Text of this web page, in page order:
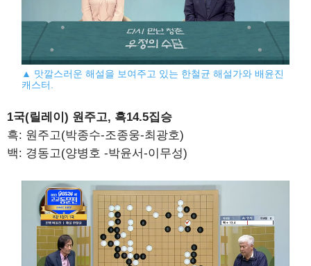
▲ 맛깔스러운 해설을 보여주고 있는 한철균 해설가와 배윤진
캐스터.
1국(릴레이) 원주고, 흑14.5집승
흑: 원주고(박종수-조종웅-최광호)
백: 경동고(양병호 -박윤서-이무성)